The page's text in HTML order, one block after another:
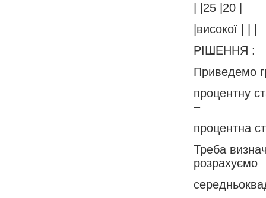
| |25 |20 |
|високої | | |
РІШЕННЯ :
Приведемо
процентну
–
процентна
Треба
розрахуємо